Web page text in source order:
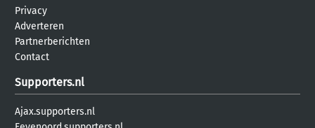
Privacy
Adverteren
Partnerberichten
Contact
Supporters.nl
Ajax.supporters.nl